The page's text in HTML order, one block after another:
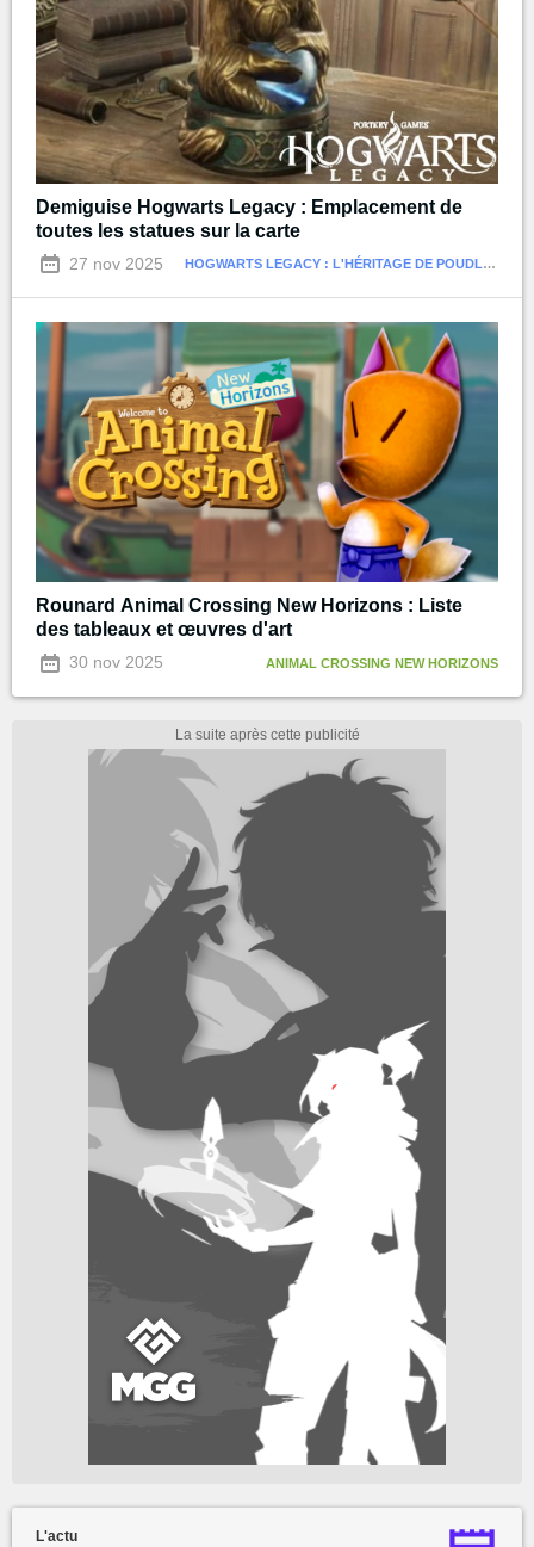
Demiguise Hogwarts Legacy : Emplacement de
toutes les statues sur la carte
27 nov 2025 HOGWARTS LEGACY : L'HÉRITAGE DE POUDLARD
Rounard Animal Crossing New Horizons : Liste
des tableaux et œuvres d'art
30 nov 2025 ANIMAL CROSSING NEW HORIZONS
L'actu